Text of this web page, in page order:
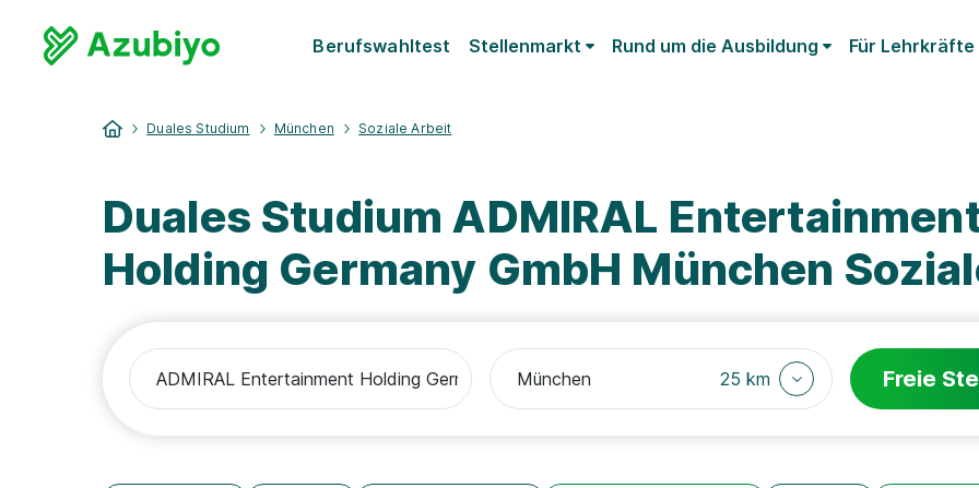
Berufswahltest Stellenmarkt Rund um die Ausbildung Für Lehrkräfte
Duales Studium München Soziale Arbeit
Duales Studium ADMIRAL
Holding Germany GmbH München
25 km Freie